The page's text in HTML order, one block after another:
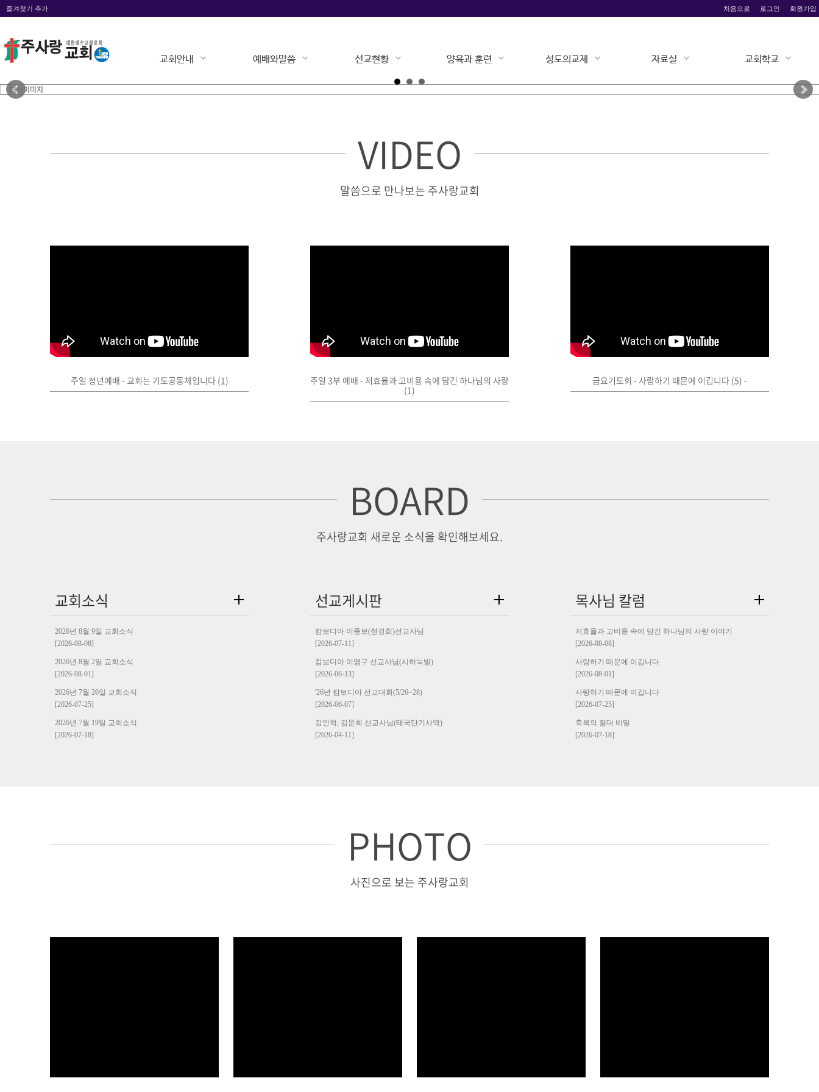
즐겨찾기 추가 처음으로 로그인 회원가입
교회안내 예배와말씀 선교현황 양육과 훈련 성도의교제 자료실 교회학교
VIDEO
말씀으로 만나보는 주사랑교회
주일 청년예배 - 교회는 기도공동체입니다 (1)
주일 3부 예배 - 저효율과 고비용 속에 담긴 하나님의 사랑
(1)
금요기도회 - 사랑하기 때문에 이깁니다 (5) -
BOARD
주사랑교회 새로운 소식을 확인해보세요.
교회소식
2026년 8월 9일 교회소식
[2026-08-08]
2026년 8월 2일 교회소식
[2026-08-01]
2026년 7월 26일 교회소식
[2026-07-25]
2026년 7월 19일 교회소식
[2026-07-18]
선교게시판
캄보디아 이종보(정경희)선교사님
[2026-07-11]
캄보디아 이영구 선교사님(시하눅빌)
[2026-06-13]
'26년 캄보디아 선교대회(5/26~28)
[2026-06-07]
강인혁, 김문희 선교사님(태국단기사역)
[2026-04-11]
목사님 칼럼
저효율과 고비용 속에 담긴 하나님의 사랑 이야기
[2026-08-08]
사랑하기 때문에 이깁니다
[2026-08-01]
사랑하기 때문에 이깁니다
[2026-07-25]
축복의 절대 비밀
[2026-07-18]
PHOTO
사진으로 보는 주사랑교회